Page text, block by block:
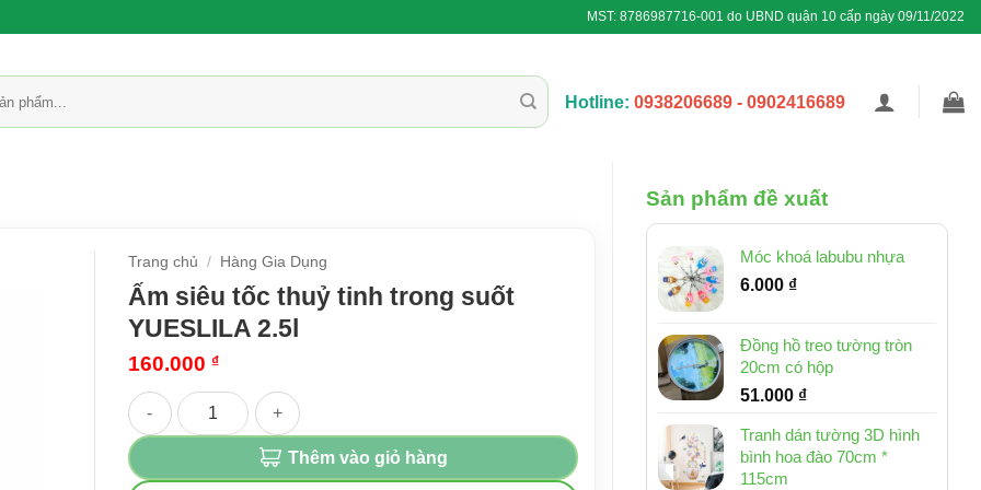
MST: 8786987716-001 do UBND quận 10 cấp ngày 09/11/2022
Hotline: 0938206689 - 0902416689
Sản phẩm đề xuất
Móc khoá labubu nhựa
6.000 ₫
Đồng hồ treo tường tròn
20cm có hộp
51.000 ₫
Tranh dán tường 3D hình
bình hoa đào 70cm *
115cm
Trang chủ / Hàng Gia Dụng
Ấm siêu tốc thuỷ tinh trong suốt
YUESLILA 2.5l
160.000 ₫
Ấm siêu tốc thuỷ tinh trong suốt YUESLILA 2.5l số lượng
Thêm vào giỏ hàng